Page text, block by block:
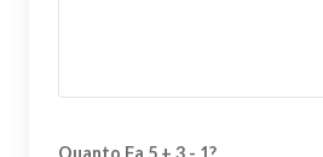
Quanto Fa 5 + 3 - 1?